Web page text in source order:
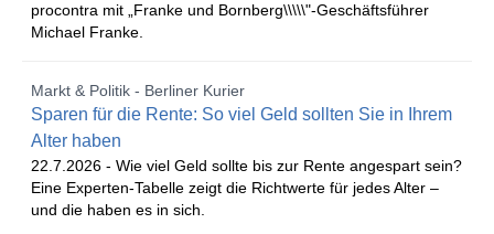
procontra mit „Franke und Bornberg\\\\\"-Geschäftsführer
Michael Franke.
Markt & Politik - Berliner Kurier
Sparen für die Rente: So viel Geld sollten Sie in Ihrem
Alter haben
22.7.2026 - Wie viel Geld sollte bis zur Rente angespart sein?
Eine Experten-Tabelle zeigt die Richtwerte für jedes Alter –
und die haben es in sich.